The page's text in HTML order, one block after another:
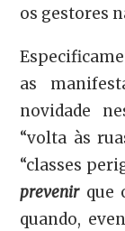
os gestores
as
novidade
“volta às
“classes
prevenirque
quando,